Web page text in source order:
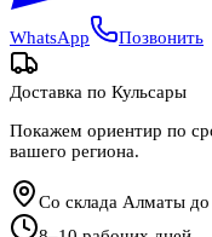
WhatsApp Позвонить
Доставка по Кульсары
Покажем ориентир по
вашего региона.
Со склада Алматы